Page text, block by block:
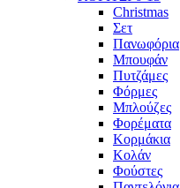
Christmas
Σετ
Πανωφόρια
Μπουφάν
Πυτζάμες
Φόρμες
Μπλούζες
Φορέματα
Κορμάκια
Κολάν
Φούστες